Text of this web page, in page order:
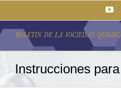
Instrucciones